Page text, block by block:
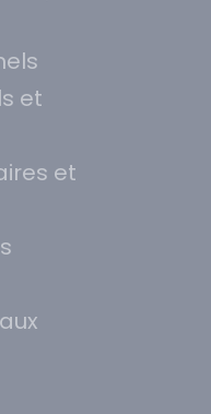
et
et